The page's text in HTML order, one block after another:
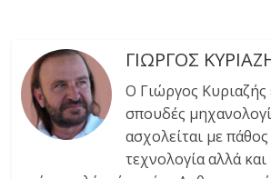
ΓΙΩΡΓΟΣ
Ο Γιώργος Κυριαζής
σπουδές
ασχολείται με
τεχνολογία αλλά